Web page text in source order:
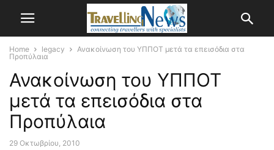
Home legacy
Ανακοίνωση του ΥΠΠΟΤ μετά τα επεισόδια στα
Προπύλαια
Ανακοίνωση του ΥΠΠΟΤ
μετά τα επεισόδια στα
Προπύλαια
29 Οκτωβρίου, 2010